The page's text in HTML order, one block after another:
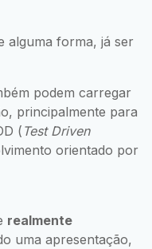
alguma forma, já ser
podem carregar
principalmente para
( Test Driven
orientado por
realmente
uma apresentação,